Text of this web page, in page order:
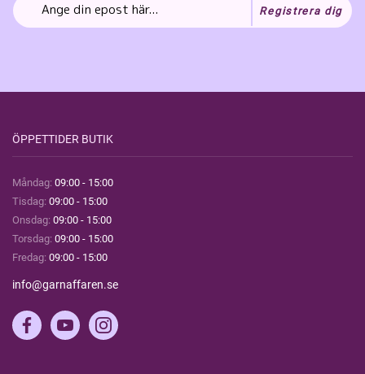
Registrera dig
ÖPPETTIDER BUTIK
Måndag: 09:00 - 15:00
Tisdag: 09:00 - 15:00
Onsdag: 09:00 - 15:00
Torsdag: 09:00 - 15:00
Fredag: 09:00 - 15:00
info@garnaffaren.se